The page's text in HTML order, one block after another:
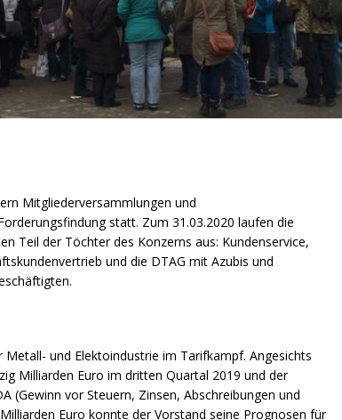
Mitgliederversammlungen und
statt. Zum 31.03.2020 laufen die
Teil der Töchter des Konzerns aus: Kundenservice,
und die DTAG mit Azubis und
und Elektoindustrie im Tarifkampf. Angesichts
Milliarden Euro im dritten Quartal 2019 und der
(Gewinn vor Steuern, Zinsen, Abschreibungen und
Euro konnte der Vorstand seine Prognosen für